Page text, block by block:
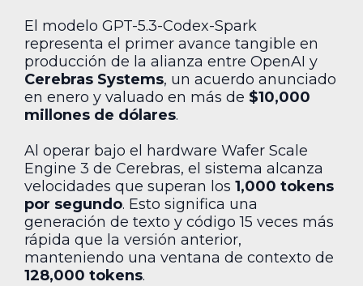
El modelo GPT-5.3-Codex-Spark
representa el primer avance tangible en
producción de la alianza entre OpenAI y
Cerebras Systems, un acuerdo anunciado
en enero y valuado en más de $10,000
millones de dólares.
Al operar bajo el hardware Wafer Scale
Engine 3 de Cerebras, el sistema alcanza
velocidades que superan los 1,000 tokens
por segundo. Esto significa una
generación de texto y código 15 veces más
rápida que la versión anterior,
manteniendo una ventana de contexto de
128,000 tokens.